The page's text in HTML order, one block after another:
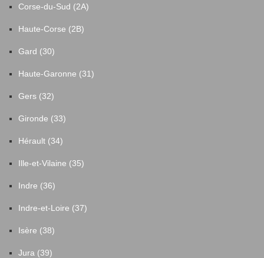
Corse-du-Sud (2A)
Haute-Corse (2B)
Gard (30)
Haute-Garonne (31)
Gers (32)
Gironde (33)
Hérault (34)
Ille-et-Vilaine (35)
Indre (36)
Indre-et-Loire (37)
Isère (38)
Jura (39)